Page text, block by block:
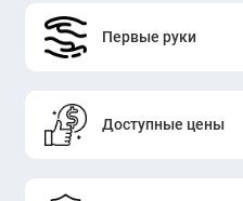
Первые руки
Доступные цены